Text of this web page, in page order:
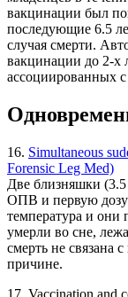
вакцинации был
последующие 6.5
случая смерти.
вакцинации до 2-х
ассоциированных
16. Simultaneous
Forensic Leg Med)
Две близняшки
ОПВ и первую дозу
температура и они
умерли во сне,
смерть не связана
причине.